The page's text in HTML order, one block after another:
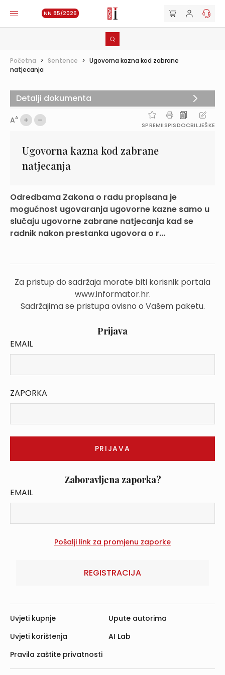
NN 85/2026
Početna > Sentence > Ugovorna kazna kod zabrane
natjecanja
AA
SPREMIISPISDOCBILJEŠKE
Ugovorna kazna kod zabrane
natjecanja
Odredbama Zakona o radu propisana je
mogućnost ugovaranja ugovorne kazne samo u
slučaju ugovorne zabrane natjecanja kad se
radnik nakon prestanka ugovora o r...
Za pristup do sadržaja morate biti korisnik portala
www.informator.hr.
Sadržajima se pristupa ovisno o Vašem paketu.
Prijava
EMAIL
ZAPORKA
Zaboravljena zaporka?
EMAIL
REGISTRACIJA
Detalji dokumenta
Uvjeti kupnje
Uvjeti korištenja
Pravila zaštite privatnosti
Upute autorima
AI Lab